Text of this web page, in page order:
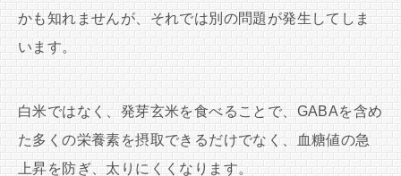
かも知れませんが、それでは別の問題が発生してしま
います。
白米ではなく、発芽玄米を食べることで、GABAを含め
た多くの栄養素を摂取できるだけでなく、血糖値の急
上昇を防ぎ、太りにくくなります。